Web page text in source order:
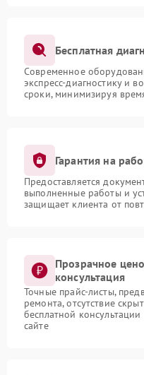
Бесплатная
Современное
экспресс-диагностику и
сроки, минимизируя
Гарантия на
Предоставляется
выполненные работы и
защищает клиента от
Прозрачное
консультация
Точные прайс-листы,
ремонта, отсутствие
бесплатной
сайте